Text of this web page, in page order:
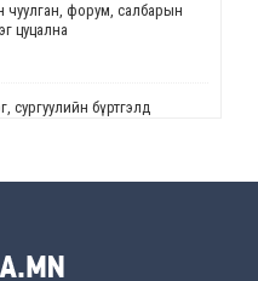
чуулган, форум, салбарын
цуцална
сургуулийн бүртгэлд